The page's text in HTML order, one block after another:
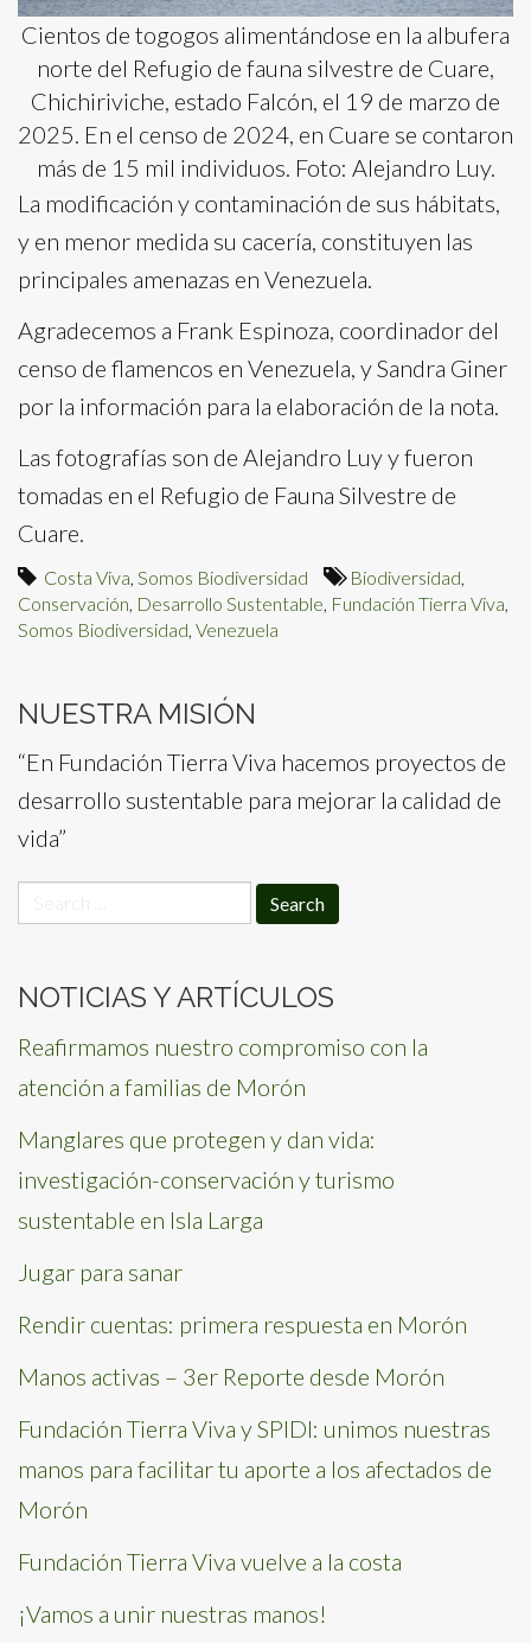
Cientos de togogos alimentándose en la albufera
norte del Refugio de fauna silvestre de Cuare,
Chichiriviche, estado Falcón, el 19 de marzo de
2025. En el censo de 2024, en Cuare se contaron
más de 15 mil individuos. Foto: Alejandro Luy.
La modificación y contaminación de sus hábitats,
y en menor medida su cacería, constituyen las
principales amenazas en Venezuela.
Agradecemos a Frank Espinoza, coordinador del
censo de flamencos en Venezuela, y Sandra Giner
por la información para la elaboración de la nota.
Las fotografías son de Alejandro Luy y fueron
tomadas en el Refugio de Fauna Silvestre de
Cuare.
Costa Viva Somos Biodiversidad Biodiversidad
Conservación Desarrollo Sustentable Fundación Tierra Viva
Somos Biodiversidad Venezuela
NUESTRA MISIÓN
“En Fundación Tierra Viva hacemos proyectos de
desarrollo sustentable para mejorar la calidad de
vida”
for:
NOTICIAS Y ARTÍCULOS
Reafirmamos nuestro compromiso con la
atención a familias de Morón
Manglares que protegen y dan vida:
investigación-conservación y turismo
sustentable en Isla Larga
Jugar para sanar
Rendir cuentas: primera respuesta en Morón
Manos activas – 3er Reporte desde Morón
Fundación Tierra Viva y SPIDI: unimos nuestras
manos para facilitar tu aporte a los afectados de
Morón
Fundación Tierra Viva vuelve a la costa
¡Vamos a unir nuestras manos!